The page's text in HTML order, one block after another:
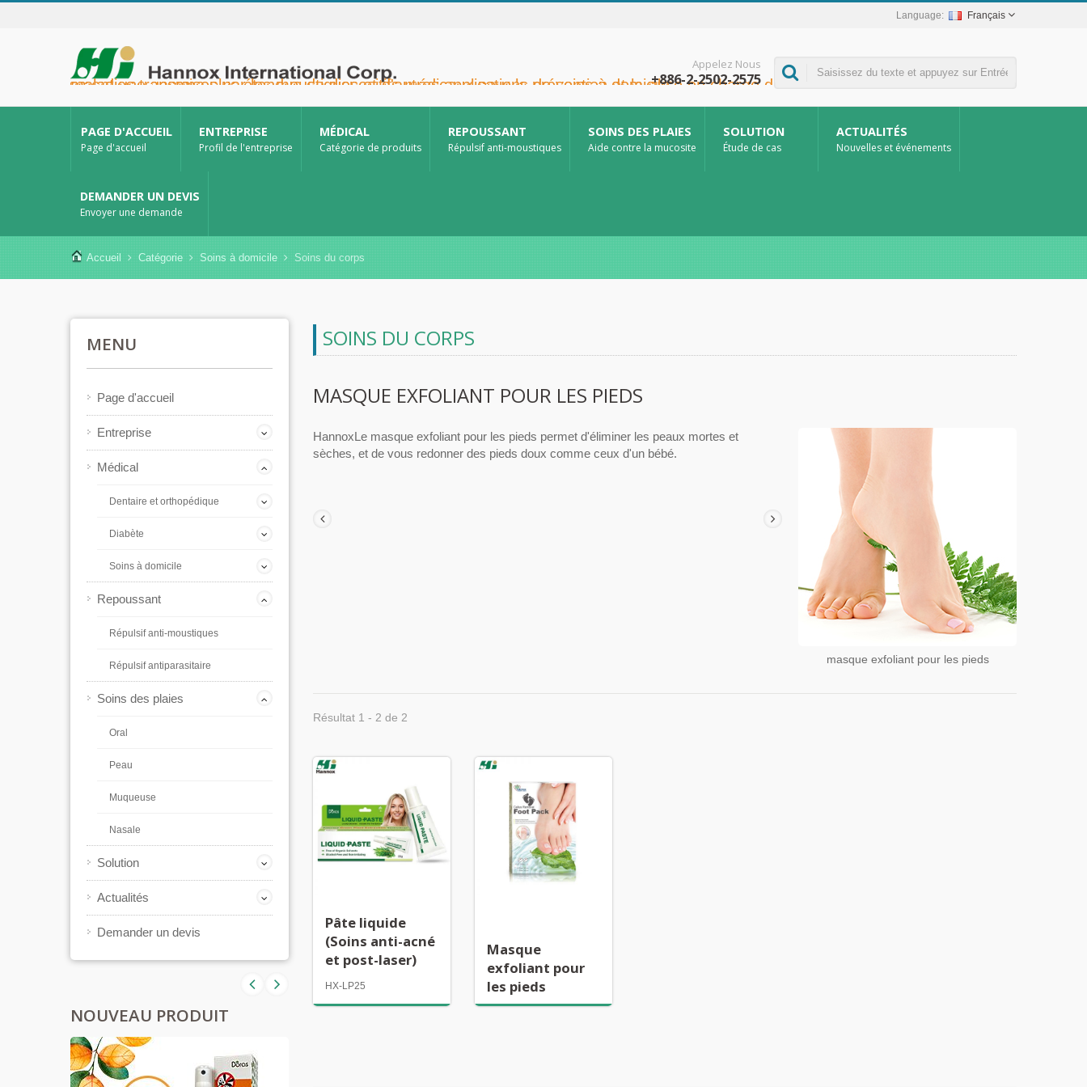
Français
Hannox International Corp. - Nous accompagnons les importateurs, grossistes et distributeurs de dispositifs médicaux, ainsi que les marques du secteur de la santé, dans le lancement de solutions non médicamenteuses pour le soin des plaies et des muqueuses, notamment pour les ulcères buccaux, les soins de support en oncologie, la protection cutanée, les soins de la muqueuse nasale et la protection des plaies à domicile. Nous proposons également une gamme plus étendue de dispositifs médicaux pour la prévention et la prise en charge du diabète, la prévention des maladies transmises par les moustiques et d'autres applications de soins à domicile.
Appelez Nous
+886-2-2502-2575
PAGE D'ACCUEIL
Page d'accueil
ENTREPRISE
Profil de l'entreprise
MÉDICAL
Catégorie de produits
REPOUSSANT
Répulsif anti-moustiques
SOINS DES PLAIES
Aide contre la mucosite
SOLUTION
Étude de cas
ACTUALITÉS
Nouvelles et événements
DEMANDER UN DEVIS
Envoyer une demande
Accueil Catégorie Soins à domicile Soins du corps
MENU
Page d'accueil
Entreprise
Médical
Dentaire et orthopédique
Diabète
Soins à domicile
Repoussant
Répulsif anti-moustiques
Répulsif antiparasitaire
Soins des plaies
Oral
Peau
Muqueuse
Nasale
Solution
Actualités
Demander un devis
NOUVEAU PRODUIT
SOINS DU CORPS
MASQUE EXFOLIANT POUR LES PIEDS
masque exfoliant pour les pieds
HannoxLe masque exfoliant pour les pieds permet d'éliminer les peaux mortes et
sèches, et de vous redonner des pieds doux comme ceux d'un bébé.
Résultat 1 - 2 de 2
Pâte liquide
(Soins anti-acné
et post-laser)
HX-LP25
Masque
exfoliant pour
les pieds